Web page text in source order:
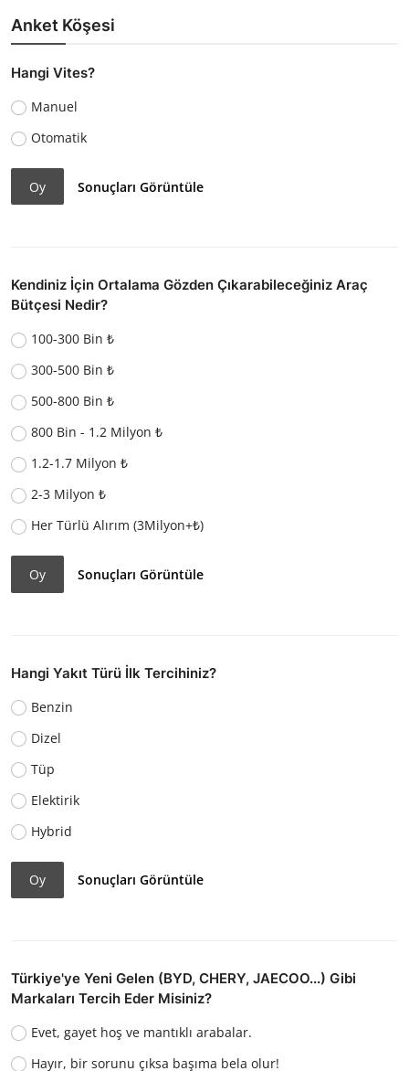
Anket Köşesi
Hangi Vites?
Manuel
Otomatik
Oy Sonuçları Görüntüle
Kendiniz İçin Ortalama Gözden Çıkarabileceğiniz Araç
Bütçesi Nedir?
100-300 Bin ₺
300-500 Bin ₺
500-800 Bin ₺
800 Bin - 1.2 Milyon ₺
1.2-1.7 Milyon ₺
2-3 Milyon ₺
Her Türlü Alırım (3Milyon+₺)
Oy Sonuçları Görüntüle
Hangi Yakıt Türü İlk Tercihiniz?
Benzin
Dizel
Tüp
Elektirik
Hybrid
Oy Sonuçları Görüntüle
Türkiye'ye Yeni Gelen (BYD, CHERY, JAECOO...) Gibi
Markaları Tercih Eder Misiniz?
Evet, gayet hoş ve mantıklı arabalar.
Hayır, bir sorunu çıksa başıma bela olur!